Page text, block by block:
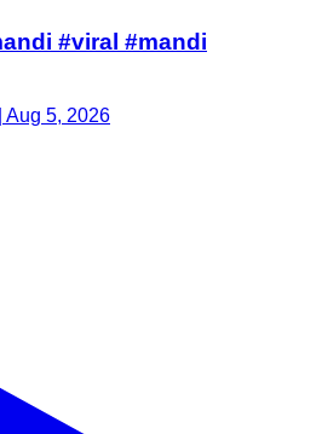
#viral #mandi
Aug 5, 2026